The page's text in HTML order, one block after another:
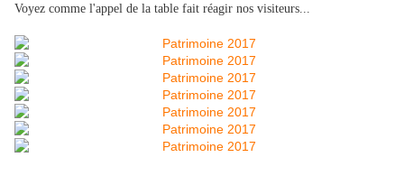
Voyez comme l'appel de la table fait réagir nos visiteurs...